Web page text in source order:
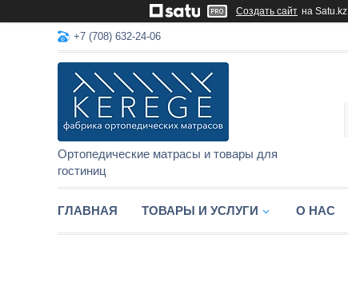
Создать сайт на Satu.kz
+7 (708) 632-24-06
Ортопедические матрасы и товары для
гостиниц
ГЛАВНАЯ ТОВАРЫ И УСЛУГИ О НАС